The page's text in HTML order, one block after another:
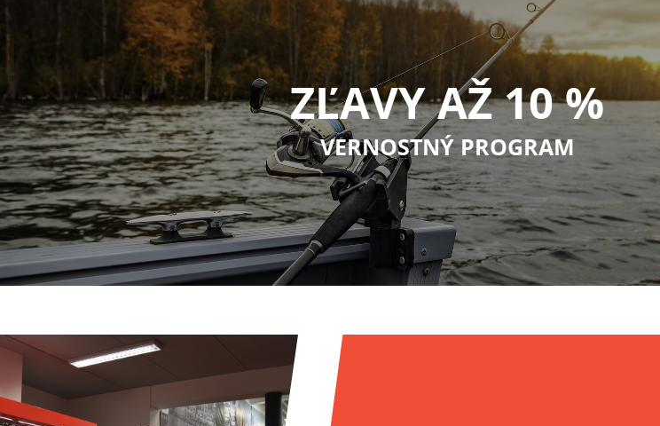
ZĽAVY AŽ 10 %
VERNOSTNÝ PROGRAM